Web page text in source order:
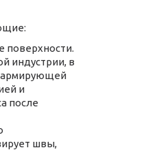
поверхности.
индустрии, в
армирующей
и
после
швы,